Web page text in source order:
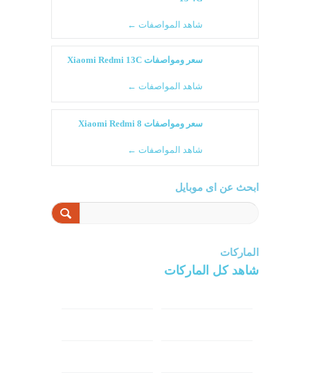
شاهد المواصفات ←
سعر ومواصفات Xiaomi Redmi 13C
شاهد المواصفات ←
سعر ومواصفات Xiaomi Redmi 8
شاهد المواصفات ←
ابحث عن اى موبايل
الماركات
شاهد كل الماركات